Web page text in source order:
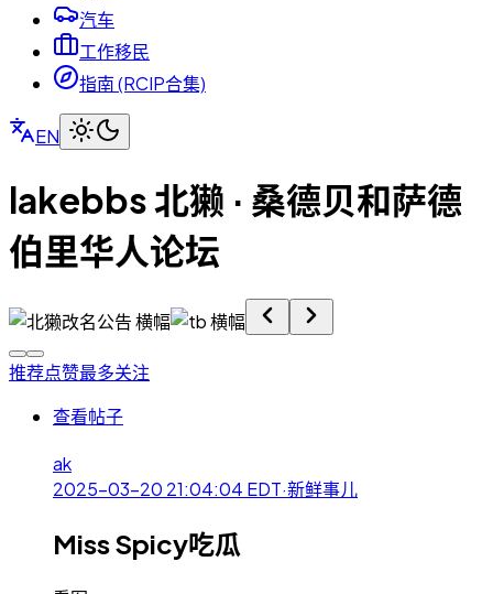
汽车
工作移民
指南 (RCIP合集)
EN
lakebbs 北獭 · 桑德贝和萨德
伯里华人论坛
推荐点赞最多关注
查看帖子
ak
2025-03-20 21:04:04 EDT·新鲜事儿
Miss Spicy吃瓜